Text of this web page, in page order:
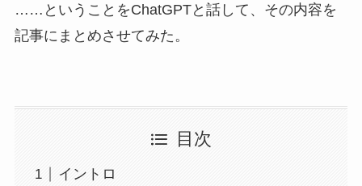
……ということをChatGPTと話して、その内容を
記事にまとめさせてみた。
目次
イントロ